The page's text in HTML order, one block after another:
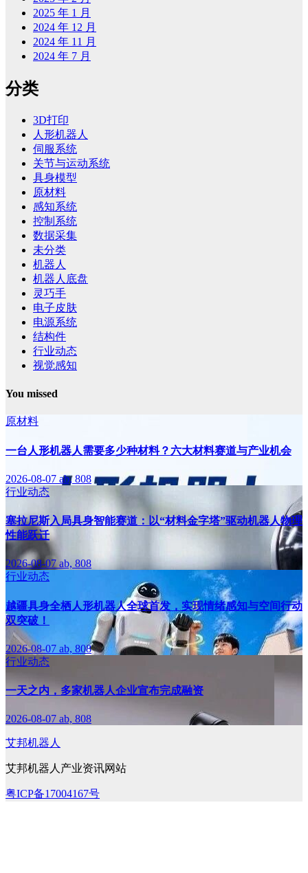
2025 年 1 月
2024 年 12 月
2024 年 11 月
2024 年 7 月
分类
3D打印
人形机器人
伺服系统
关节与运动系统
具身模型
原材料
感知系统
控制系统
数据采集
未分类
机器人
机器人底盘
灵巧手
电子皮肤
电源系统
结构件
行业动态
视觉感知
You missed
原材料
一台人形机器人需要多少种材料？六大材料赛道与产业机会
2026-08-07 ab, 808
行业动态
塞拉尼斯入局具身智能赛道：以“材料金字塔”驱动机器人物理
性能跃迁
2026-08-07 ab, 808
行业动态
越疆具身全栖人形机器人全球首发，实现情绪感知与空间行动
双突破！
2026-08-07 ab, 808
行业动态
一天之内，多家机器人企业宣布完成融资
2026-08-07 ab, 808
艾邦机器人
艾邦机器人产业资讯网站
粤ICP备17004167号